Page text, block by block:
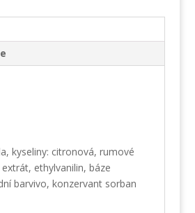
kyseliny: citronová, rumové
ethylvanilin, báze
barvivo, konzervant sorban